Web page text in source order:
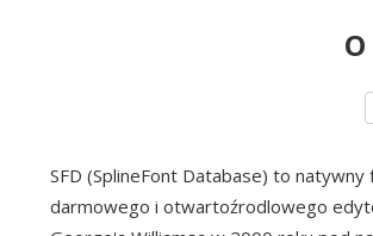
SFD (SplineFont Database) to
darmowego i otwartoźrodlowego